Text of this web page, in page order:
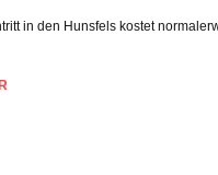
in den Hunsfels kostet